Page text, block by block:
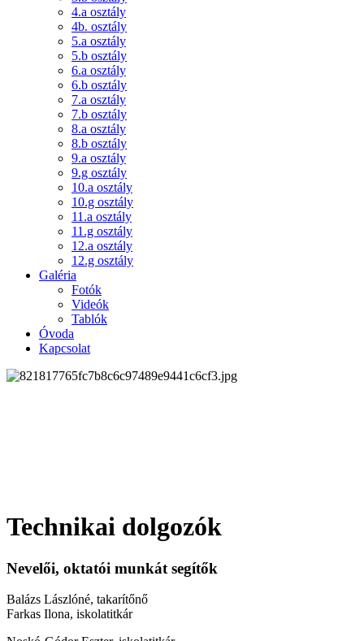
4.a osztály
4b. osztály
5.a osztály
5.b osztály
6.a osztály
6.b osztály
7.a osztály
7.b osztály
8.a osztály
8.b osztály
9.a osztály
9.g osztály
10.a osztály
10.g osztály
11.a osztály
11.g osztály
12.a osztály
12.g osztály
Galéria
Fotók
Videók
Tablók
Óvoda
Kapcsolat
Technikai dolgozók
Nevelői, oktatói munkát segítők
Balázs Lászlóné, takarítőnő
Farkas Ilona, iskolatitkár